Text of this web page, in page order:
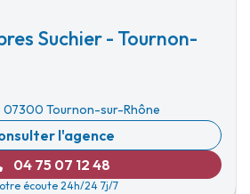
Suchier - Tournon-
07300 Tournon-sur-Rhône
l'agence
04 75 07 12 48
écoute 24h/24 7j/7